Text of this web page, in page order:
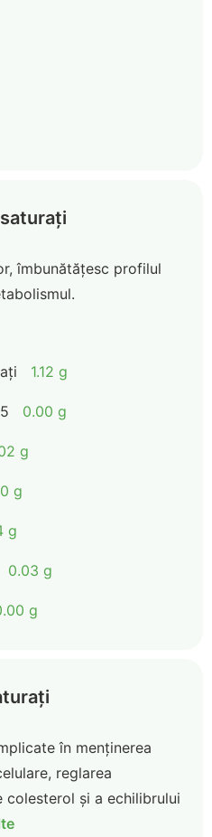
îmbunătățesc profilul
1.12 g
0.00 g
g
g
g
0.03 g
g
în menținerea
reglarea
colesterol și a echilibrului